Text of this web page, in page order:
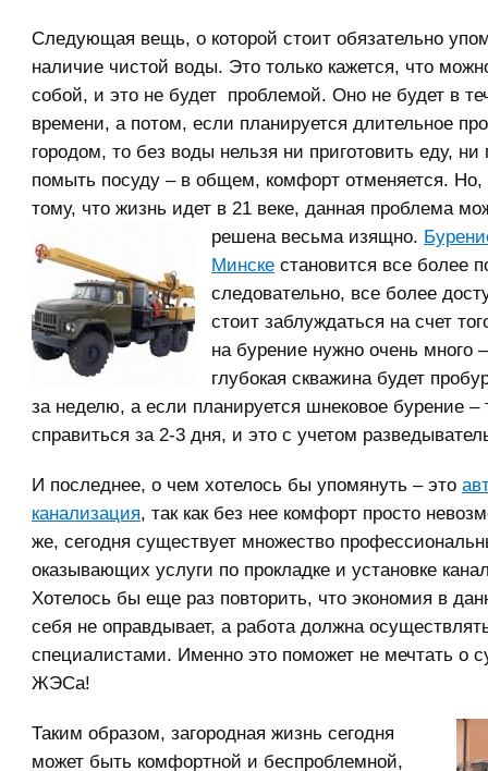
Следующая вещь, о которой стоит обязательно
наличие чистой воды. Это только кажется, что
собой, и это не будет проблемой. Оно не будет в
времени, а потом, если планируется длительное
городом, то без воды нельзя ни приготовить еду,
помыть посуду – в общем, комфорт отменяется. Но,
тому, что жизнь идет в 21 веке, данная проблема
решена весьма изящно.
Минске становится все более
следовательно, все более
стоит заблуждаться на счет
на бурение нужно очень много
глубокая скважина будет
за неделю, а если планируется шнековое бурение –
справиться за 2-3 дня, и это с учетом
И последнее, о чем хотелось бы упомянуть – это
канализация, так как без нее комфорт просто
же, сегодня существует множество
оказывающих услуги по прокладке и установке
Хотелось бы еще раз повторить, что экономия в
себя не оправдывает, а работа должна
специалистами. Именно это поможет не мечтать о
ЖЭСа!
Таким образом, загородная жизнь сегодня
может быть комфортной и беспроблемной,